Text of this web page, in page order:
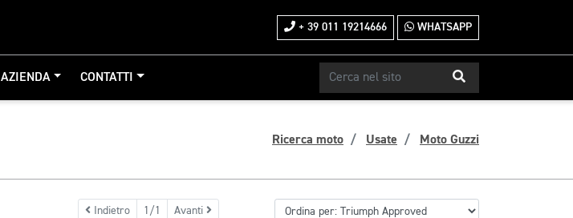
+ 39 011 19214666 WHATSAPP
AZIENDA CONTATTI
Ricerca moto Usate Moto Guzzi
Indietro 1/1 Avanti